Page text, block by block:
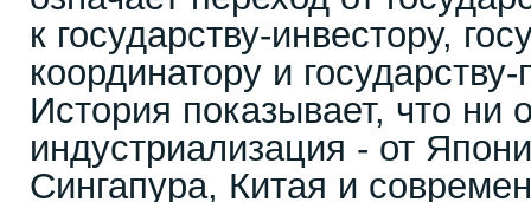
к государству-инвестору,
координатору и
История показывает, что ни
индустриализация - от
Сингапура, Китая и